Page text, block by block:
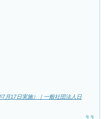
月17日実施）｜一般社団法人日